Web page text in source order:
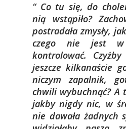
Co tu się, do
nią wstąpiło?
postradała zmysły,
czego nie jest
kontrolować. Czyżby
jeszcze kilkanaście
niczym zapalnik,
chwili wybuchnąć? A
jakby nigdy nic, w
nie dawała żadnych